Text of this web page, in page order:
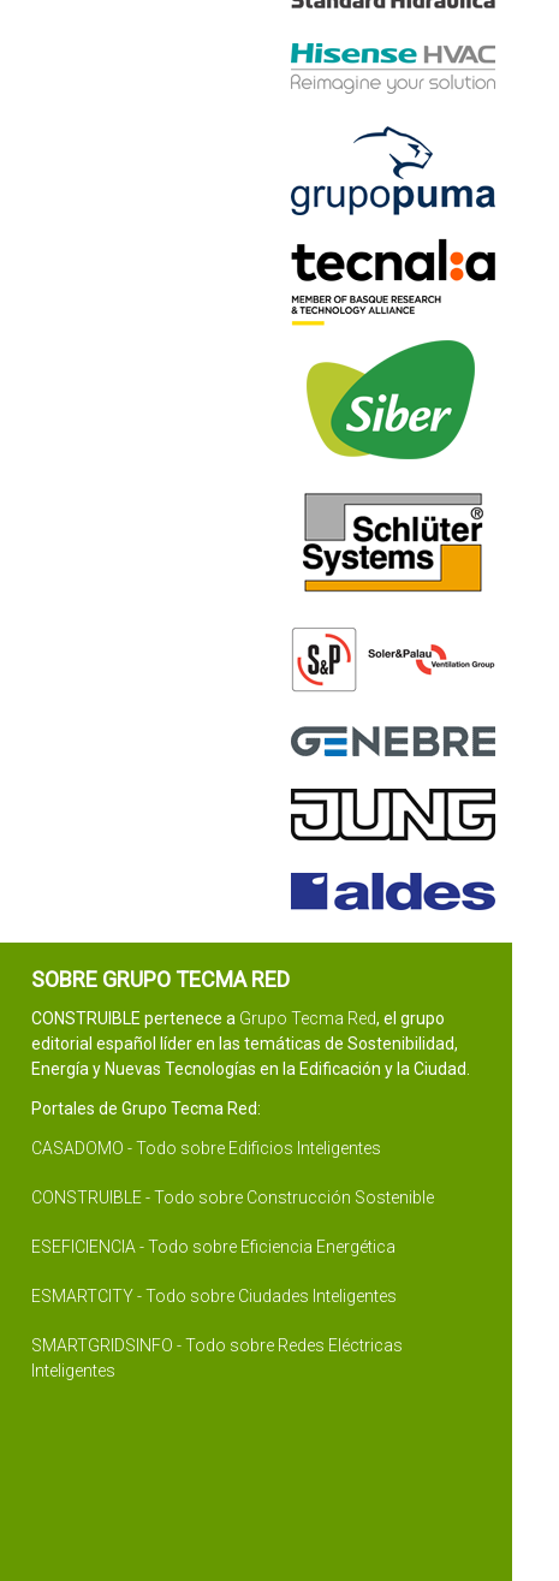
SOBRE GRUPO TECMA RED
CONSTRUIBLE pertenece a Grupo Tecma Red, el grupo
editorial español líder en las temáticas de Sostenibilidad,
Energía y Nuevas Tecnologías en la Edificación y la Ciudad.
Portales de Grupo Tecma Red:
CASADOMO - Todo sobre Edificios Inteligentes
CONSTRUIBLE - Todo sobre Construcción Sostenible
ESEFICIENCIA - Todo sobre Eficiencia Energética
ESMARTCITY - Todo sobre Ciudades Inteligentes
SMARTGRIDSINFO - Todo sobre Redes Eléctricas
Inteligentes